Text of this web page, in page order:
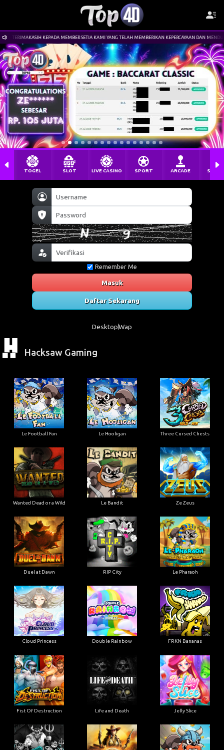
SETIA KAMI YANG TELAH MEMBERIKAN KEPERCAYAAN DAN MENDUKUNG KAMI. LINK SITUS :
Remember Me
Masuk
Daftar Sekarang
TOGEL SLOT LIVE CASINO SPORT ARCADE
DesktopWap
Hacksaw Gaming
Le Football Fan Le Hooligan Three Cursed Chests
Wanted Dead or a Wild Le Bandit Ze Zeus
Duel at Dawn RIP City Le Pharaoh
Cloud Princess Double Rainbow FRKN Bananas
Fist Of Destruction Life and Death Jelly Slice